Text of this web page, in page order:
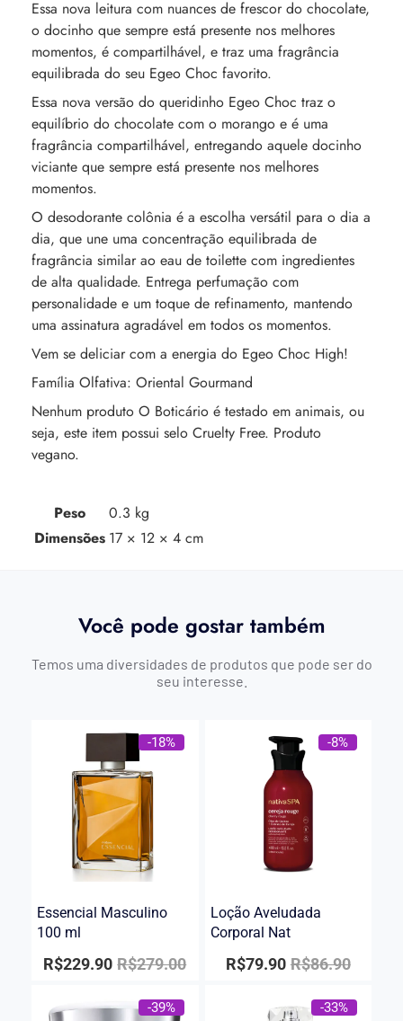
Essa nova leitura com nuances de frescor do chocolate,
o docinho que sempre está presente nos melhores
momentos, é compartilhável, e traz uma fragrância
equilibrada do seu Egeo Choc favorito.
Essa nova versão do queridinho Egeo Choc traz o
equilíbrio do chocolate com o morango e é uma
fragrância compartilhável, entregando aquele docinho
viciante que sempre está presente nos melhores
momentos.
O desodorante colônia é a escolha versátil para o dia a
dia, que une uma concentração equilibrada de
fragrância similar ao eau de toilette com ingredientes
de alta qualidade. Entrega perfumação com
personalidade e um toque de refinamento, mantendo
uma assinatura agradável em todos os momentos.
Vem se deliciar com a energia do Egeo Choc High!
Família Olfativa: Oriental Gourmand
Nenhum produto O Boticário é testado em animais, ou
seja, este item possui selo Cruelty Free. Produto
vegano.
Peso
0.3 kg
Dimensões 17 × 12 × 4 cm
Você pode gostar também
Temos uma diversidades de produtos que pode ser do
seu interesse.
-18%
Essencial Masculino
100 ml
R$279.00
R$229.90
-8%
Loção Aveludada
Corporal Nat
R$86.90
R$79.90
-39% -33%